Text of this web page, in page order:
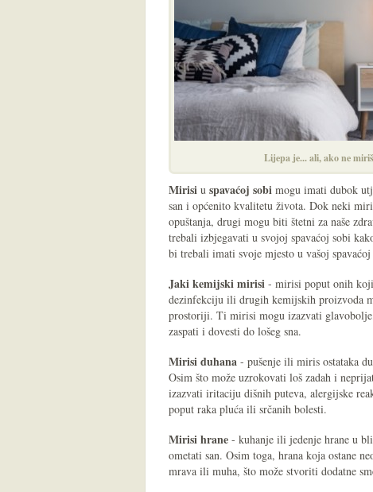
Lijepa je... ali, ako ne
Mirisi u spavaćoj sobi mogu imati dubok
san i općenito kvalitetu života. Dok neki
opuštanja, drugi mogu biti štetni za naše
trebali izbjegavati u svojoj spavaćoj sobi
bi trebali imati svoje mjesto u vašoj spavaćoj
Jaki kemijski mirisi - mirisi poput onih koji
dezinfekciju ili drugih kemijskih proizvoda
prostoriji. Ti mirisi mogu izazvati
zaspati i dovesti do lošeg sna.
Mirisi duhana - pušenje ili miris ostataka
Osim što može uzrokovati loš zadah i
izazvati iritaciju dišnih puteva, alergijske
poput raka pluća ili srčanih bolesti.
Mirisi hrane - kuhanje ili jedenje hrane u
ometati san. Osim toga, hrana koja ostane
mrava ili muha, što može stvoriti dodatne